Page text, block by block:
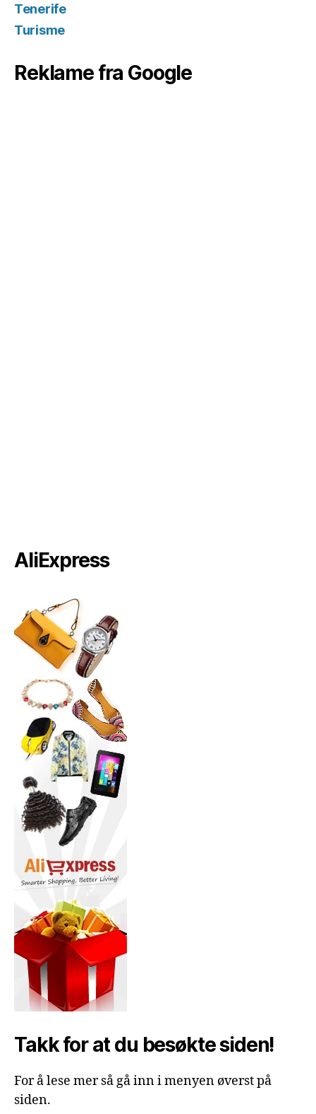
Tenerife
Turisme
Reklame fra Google
AliExpress
Takk for at du besøkte siden!
For å lese mer så gå inn i menyen øverst på
siden.